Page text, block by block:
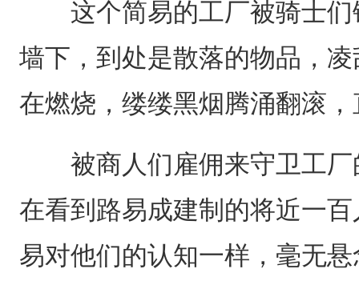
这个简易的工厂被骑士们
墙下，到处是散落的物品，
在燃烧，缕缕黑烟腾涌翻滚
被商人们雇佣来守卫工厂
在看到路易成建制的将近一
易对他们的认知一样，毫无